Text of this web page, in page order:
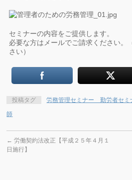
セミナーの内容をご提供します。
必要な方はメールでご請求ください。
さい）
投稿タグ
労務管理セミナー 勤労者セ
師
← 労働契約法改正【平成２５年４月１
日施行】